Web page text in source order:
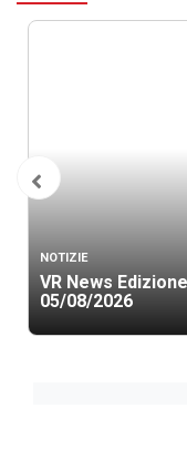
NOTIZIE
VR News
05/08/2026